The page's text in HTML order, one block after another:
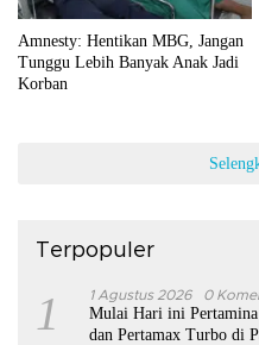
Amnesty: Hentikan MBG, Jangan
Tunggu Lebih Banyak Anak Jadi
Korban
Terpopuler
1 1 Agustus 2026 0
Mulai Hari ini
dan Pertamax Turbo di